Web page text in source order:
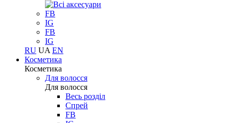
FB
IG
FB
IG
RU UA EN
Косметика
Косметика
Для волосся
Для волосся
Весь розділ
Спрей
FB